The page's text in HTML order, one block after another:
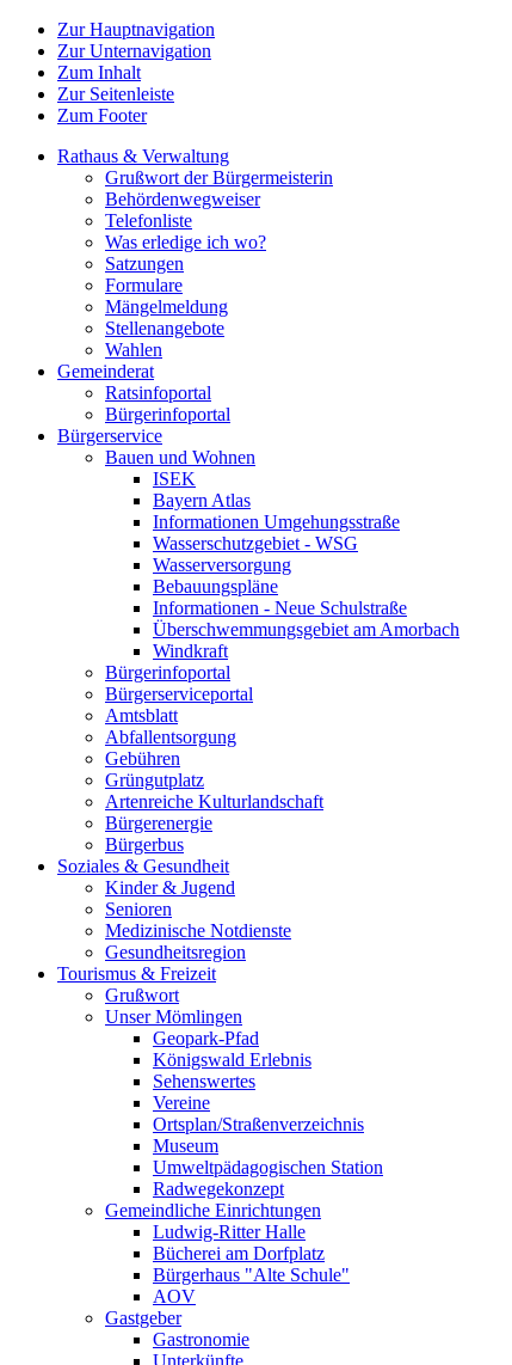
Zur Hauptnavigation
Zur Unternavigation
Zum Inhalt
Zur Seitenleiste
Zum Footer
Rathaus & Verwaltung
Grußwort der Bürgermeisterin
Behördenwegweiser
Telefonliste
Was erledige ich wo?
Satzungen
Formulare
Mängelmeldung
Stellenangebote
Wahlen
Gemeinderat
Ratsinfoportal
Bürgerinfoportal
Bürgerservice
Bauen und Wohnen
ISEK
Bayern Atlas
Informationen Umgehungsstraße
Wasserschutzgebiet - WSG
Wasserversorgung
Bebauungspläne
Informationen - Neue Schulstraße
Überschwemmungsgebiet am Amorbach
Windkraft
Bürgerinfoportal
Bürgerserviceportal
Amtsblatt
Abfallentsorgung
Gebühren
Grüngutplatz
Artenreiche Kulturlandschaft
Bürgerenergie
Bürgerbus
Soziales & Gesundheit
Kinder & Jugend
Senioren
Medizinische Notdienste
Gesundheitsregion
Tourismus & Freizeit
Grußwort
Unser Mömlingen
Geopark-Pfad
Königswald Erlebnis
Sehenswertes
Vereine
Ortsplan/Straßenverzeichnis
Museum
Umweltpädagogischen Station
Radwegekonzept
Gemeindliche Einrichtungen
Ludwig-Ritter Halle
Bücherei am Dorfplatz
Bürgerhaus "Alte Schule"
AOV
Gastgeber
Gastronomie
Unterkünfte